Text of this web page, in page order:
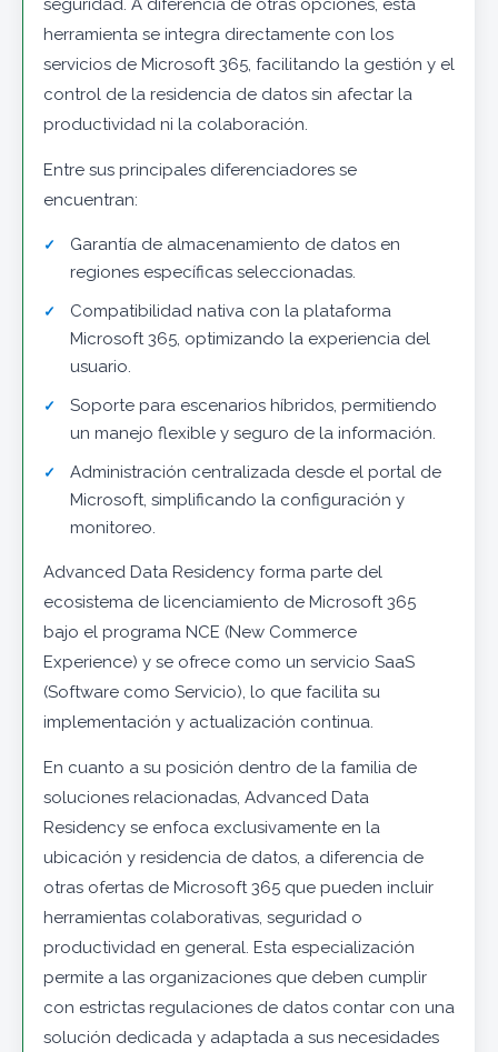
seguridad. A diferencia de otras opciones, esta
herramienta se integra directamente con los
servicios de Microsoft 365, facilitando la gestión y el
control de la residencia de datos sin afectar la
productividad ni la colaboración.
Entre sus principales diferenciadores se
encuentran:
Garantía de almacenamiento de datos en
regiones específicas seleccionadas.
Compatibilidad nativa con la plataforma
Microsoft 365, optimizando la experiencia del
usuario.
Soporte para escenarios híbridos, permitiendo
un manejo flexible y seguro de la información.
Administración centralizada desde el portal de
Microsoft, simplificando la configuración y
monitoreo.
Advanced Data Residency forma parte del
ecosistema de licenciamiento de Microsoft 365
bajo el programa NCE (New Commerce
Experience) y se ofrece como un servicio SaaS
(Software como Servicio), lo que facilita su
implementación y actualización continua.
En cuanto a su posición dentro de la familia de
soluciones relacionadas, Advanced Data
Residency se enfoca exclusivamente en la
ubicación y residencia de datos, a diferencia de
otras ofertas de Microsoft 365 que pueden incluir
herramientas colaborativas, seguridad o
productividad en general. Esta especialización
permite a las organizaciones que deben cumplir
con estrictas regulaciones de datos contar con una
solución dedicada y adaptada a sus necesidades